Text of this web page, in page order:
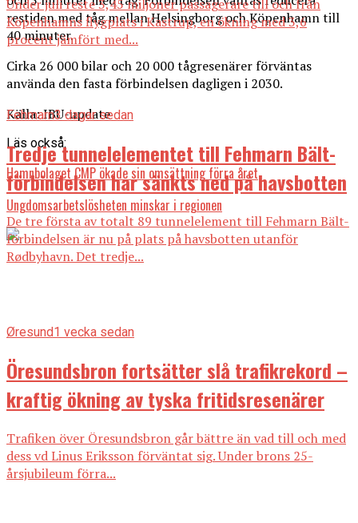
restiden med tåg mellan Helsingborg och Köpenhamn till
40 minuter.
Cirka 26 000 bilar och 20 000 tågresenärer förväntas
använda den fasta förbindelsen dagligen i 2030.
Källa: IBU-update
Läs också:
Hamnbolaget CMP ökade sin omsättning förra året
Ungdomsarbetslösheten minskar i regionen
Under juli reste 3,45 miljoner passagerare till och från
Köpenhamns flygplats i Kastrup, en ökning med 3,6
procent jämfört med...
Fehmarn3 dagar sedan
Tredje tunnelelementet till Fehmarn Bält-
förbindelsen har sänkts ned på havsbotten
De tre första av totalt 89 tunnelelement till Fehmarn Bält-
förbindelsen är nu på plats på havsbotten utanför
Rødbyhavn. Det tredje...
Øresund1 vecka sedan
Öresundsbron fortsätter slå trafikrekord –
kraftig ökning av tyska fritidsresenärer
Trafiken över Öresundsbron går bättre än vad till och med
dess vd Linus Eriksson förväntat sig. Under brons 25-
årsjubileum förra...